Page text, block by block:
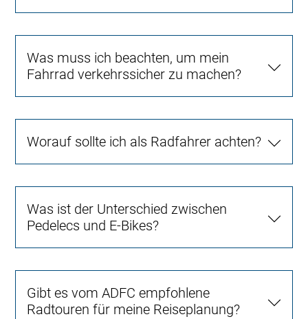
Was muss ich beachten, um mein
Fahrrad verkehrssicher zu machen?
Worauf sollte ich als Radfahrer achten?
Was ist der Unterschied zwischen
Pedelecs und E-Bikes?
Gibt es vom ADFC empfohlene
Radtouren für meine Reiseplanung?